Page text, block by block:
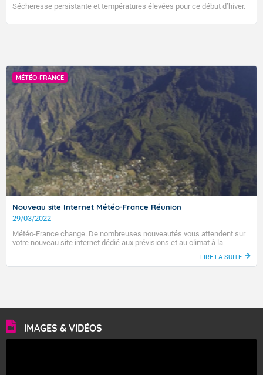
VIGILANCE ROUGE
Prévision de Juillet 2026 pour le trimestre Août-Septembre-Octobre
MÉTÉO-FRANCE
Nouveau site Internet Météo-France Réunion
29/03/2022
Météo-France change. De nombreuses nouveautés vous attendent sur
votre nouveau site internet dédié aux prévisions et au climat à la
LIRE LA SUITE
IMAGES & VIDÉOS